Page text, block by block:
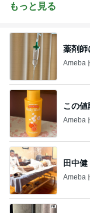
もっと見る
薬剤師
Ameba
この
Ameba
田中
Ameba